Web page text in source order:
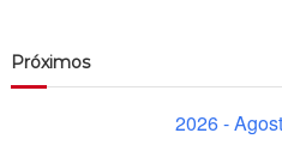
Próximos
2026 -